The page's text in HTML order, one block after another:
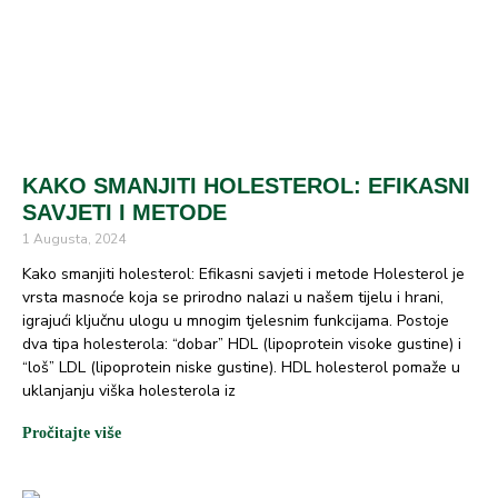
KAKO SMANJITI HOLESTEROL: EFIKASNI
SAVJETI I METODE
1 Augusta, 2024
Kako smanjiti holesterol: Efikasni savjeti i metode Holesterol je
vrsta masnoće koja se prirodno nalazi u našem tijelu i hrani,
igrajući ključnu ulogu u mnogim tjelesnim funkcijama. Postoje
dva tipa holesterola: “dobar” HDL (lipoprotein visoke gustine) i
“loš” LDL (lipoprotein niske gustine). HDL holesterol pomaže u
uklanjanju viška holesterola iz
Pročitajte više